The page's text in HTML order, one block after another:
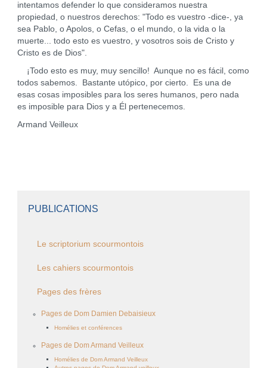
intentamos defender lo que consideramos nuestra
propiedad, o nuestros derechos: "Todo es vuestro -dice-, ya
sea Pablo, o Apolos, o Cefas, o el mundo, o la vida o la
muerte... todo esto es vuestro, y vosotros sois de Cristo y
Cristo es de Dios".
¡Todo esto es muy, muy sencillo! Aunque no es fácil, como
todos sabemos. Bastante utópico, por cierto. Es una de
esas cosas imposibles para los seres humanos, pero nada
es imposible para Dios y a Él pertenecemos.
Armand Veilleux
PUBLICATIONS
Le scriptorium scourmontois
Les cahiers scourmontois
Pages des frères
Pages de Dom Damien Debaisieux
Homélies et conférences
Pages de Dom Armand Veilleux
Homélies de Dom Armand Veilleux